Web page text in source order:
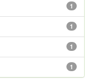
1
1
1
1